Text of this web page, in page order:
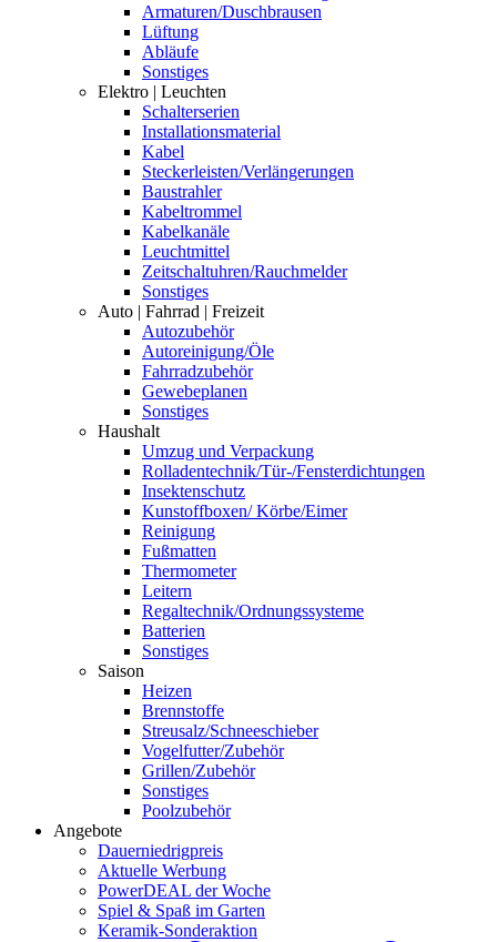
Armaturen/Duschbrausen
Lüftung
Abläufe
Sonstiges
Elektro | Leuchten
Schalterserien
Installationsmaterial
Kabel
Steckerleisten/Verlängerungen
Baustrahler
Kabeltrommel
Kabelkanäle
Leuchtmittel
Zeitschaltuhren/Rauchmelder
Sonstiges
Auto | Fahrrad | Freizeit
Autozubehör
Autoreinigung/Öle
Fahrradzubehör
Gewebeplanen
Sonstiges
Haushalt
Umzug und Verpackung
Rolladentechnik/Tür-/Fensterdichtungen
Insektenschutz
Kunstoffboxen/ Körbe/Eimer
Reinigung
Fußmatten
Thermometer
Leitern
Regaltechnik/Ordnungssysteme
Batterien
Sonstiges
Saison
Heizen
Brennstoffe
Streusalz/Schneeschieber
Vogelfutter/Zubehör
Grillen/Zubehör
Sonstiges
Poolzubehör
Angebote
Dauerniedrigpreis
Aktuelle Werbung
PowerDEAL der Woche
Spiel & Spaß im Garten
Keramik-Sonderaktion